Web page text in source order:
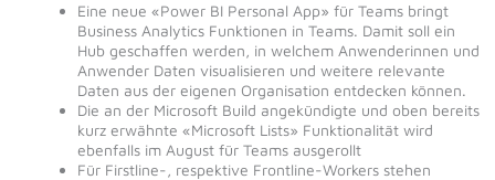
Eine neue «Power BI Personal App» für Teams bringt
Business Analytics Funktionen in Teams. Damit soll ein
Hub geschaffen werden, in welchem Anwenderinnen und
Anwender Daten visualisieren und weitere relevante
Daten aus der eigenen Organisation entdecken können.
Die an der Microsoft Build angekündigte und oben bereits
kurz erwähnte «Microsoft Lists» Funktionalität wird
ebenfalls im August für Teams ausgerollt
Für Firstline-, respektive Frontline-Workers stehen